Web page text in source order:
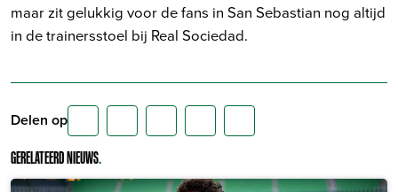
maar zit gelukkig voor de fans in San Sebastian nog altijd
in de trainersstoel bij Real Sociedad.
Delen op
GERELATEERD NIEUWS.